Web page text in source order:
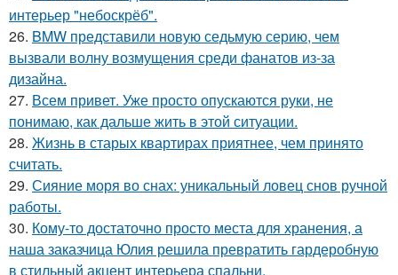
интерьер "небоскрёб".
26. BMW представили новую седьмую серию, чем
вызвали волну возмущения среди фанатов из-за
дизайна.
27. Всем привет. Уже просто опускаются руки, не
понимаю, как дальше жить в этой ситуации.
28. Жизнь в старых квартирах приятнее, чем принято
считать.
29. Сияние моря во снах: уникальный ловец снов ручной
работы.
30. Кому-то достаточно просто места для хранения, а
наша заказчица Юлия решила превратить гардеробную
в стильный акцент интерьера спальни.